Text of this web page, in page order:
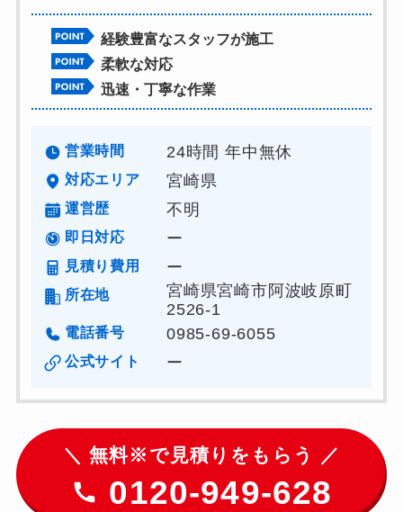
経験豊富なスタッフが施工
柔軟な対応
迅速・丁寧な作業
営業時間 24時間 年中無休
対応エリア 宮崎県
運営歴 不明
即日対応 ー
見積り費用 ー
所在地
宮崎県宮崎市阿波岐原町
2526-1
電話番号 0985-69-6055
公式サイト ー
＼ 無料※で見積りをもらう ／
0120-949-628